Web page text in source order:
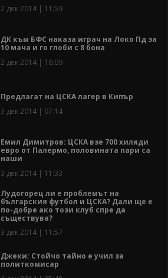
2 дек 2014 | 11:59
ДК към БФС наказа играч на Локо Пд за
10 мача и го глоби с 8 бона
2 дек 2014 | 16:09
Предлагат на ЦСКА лагер в Кипър
3 дек 2014 | 07:14
Емил Димитров: ЦСКА взе 700 хиляди
евро от Палермо, половината пари са
наши
3 дек 2014 | 11:33
Лудогорец ли е проблемът на
българския футбол и ЦСКА? Дали ще е
по-добре ако този клуб спре да
съществува?
3 дек 2014 | 11:57
Джеки: Стойчо тайно е учил за
политкомисар